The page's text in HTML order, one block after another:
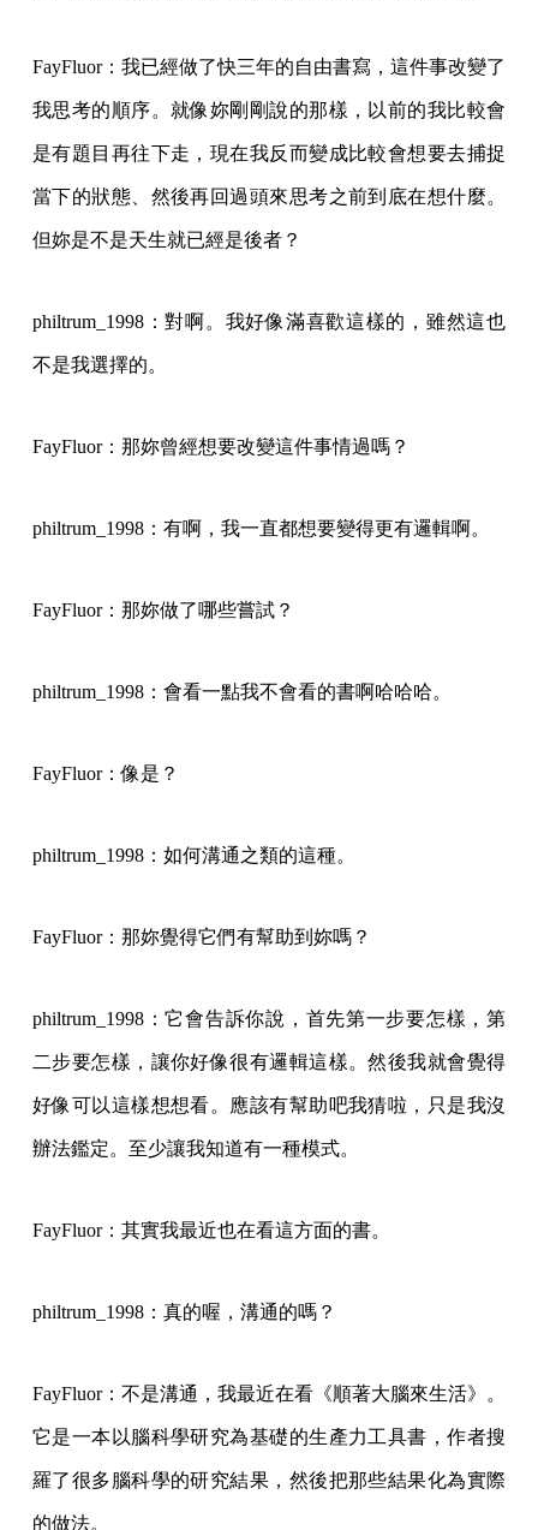
FayFluor：我已經做了快三年的自由書寫，這件事改變了
我思考的順序。就像妳剛剛說的那樣，以前的我比較會
是有題目再往下走，現在我反而變成比較會想要去捕捉
當下的狀態、然後再回過頭來思考之前到底在想什麼。
但妳是不是天生就已經是後者？
philtrum_1998：對啊。我好像滿喜歡這樣的，雖然這也
不是我選擇的。
FayFluor：那妳曾經想要改變這件事情過嗎？
philtrum_1998：有啊，我一直都想要變得更有邏輯啊。
FayFluor：那妳做了哪些嘗試？
philtrum_1998：會看一點我不會看的書啊哈哈哈。
FayFluor：像是？
philtrum_1998：如何溝通之類的這種。
FayFluor：那妳覺得它們有幫助到妳嗎？
philtrum_1998：它會告訴你說，首先第一步要怎樣，第
二步要怎樣，讓你好像很有邏輯這樣。然後我就會覺得
好像可以這樣想想看。應該有幫助吧我猜啦，只是我沒
辦法鑑定。至少讓我知道有一種模式。
FayFluor：其實我最近也在看這方面的書。
philtrum_1998：真的喔，溝通的嗎？
FayFluor：不是溝通，我最近在看《順著大腦來生活》。
它是一本以腦科學研究為基礎的生產力工具書，作者搜
羅了很多腦科學的研究結果，然後把那些結果化為實際
的做法。